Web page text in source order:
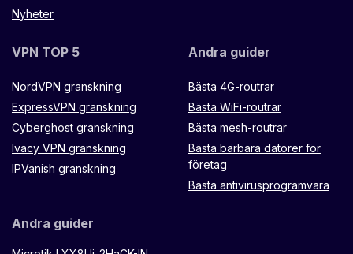
Nyheter
VPN TOP 5
NordVPN granskning
ExpressVPN granskning
Cyberghost granskning
Ivacy VPN granskning
IPVanish granskning
Andra guider
Bästa 4G-routrar
Bästa WiFi-routrar
Bästa mesh-routrar
Bästa bärbara datorer för
företag
Bästa antivirusprogramvara
Andra guider